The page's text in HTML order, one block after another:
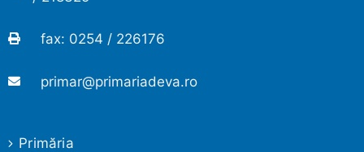
fax: 0254 / 226176
primar@primariadeva.ro
Primăria